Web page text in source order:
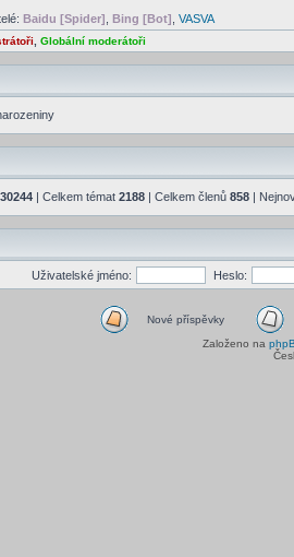
Baidu [Spider] Bing [Bot] VASVA
Globální moderátoři
30244 | Celkem témat 2188 | Celkem členů 858 |
Uživatelské jméno: Heslo:
Nové příspěvky
Založeno na